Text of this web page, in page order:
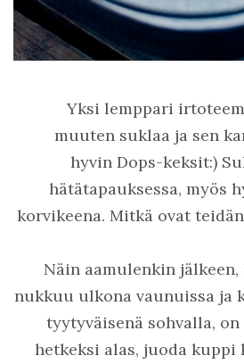
Yksi lemppari
muuten suklaa ja sen
hyvin Dops-keksit:)
hätätapauksessa, myös
korvikeena. Mitkä ovat
Näin aamulenkin
nukkuu ulkona vaunuissa ja
tyytyväisenä sohvalla,
hetkeksi alas, juoda kuppi